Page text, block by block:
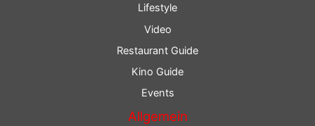
Lifestyle
Video
Restaurant Guide
Kino Guide
Events
Allgemein